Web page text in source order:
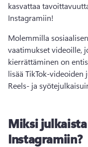
kasvattaa
Instagramiin!
Molemmilla
vaatimukset videoille,
kierrättäminen on
lisää TikTok-videoiden
Reels- ja
Miksi
Instagramiin?